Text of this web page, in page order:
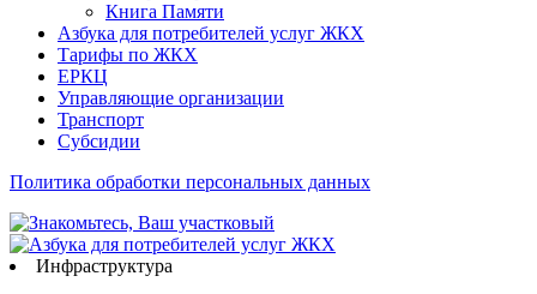
Книга Памяти
Азбука для потребителей услуг ЖКХ
Тарифы по ЖКХ
ЕРКЦ
Управляющие организации
Транспорт
Субсидии
Политика обработки персональных данных
Инфраструктура